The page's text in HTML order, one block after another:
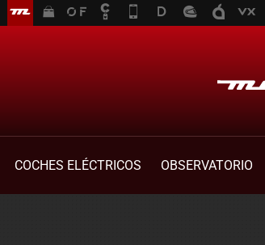
COCHES ELÉCTRICOS OBSERVATORIO